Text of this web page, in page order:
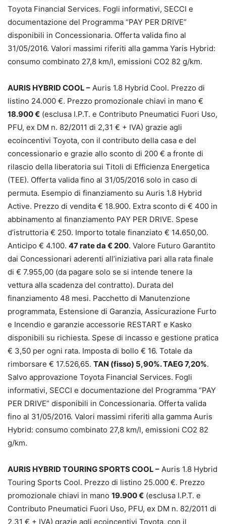
Toyota Financial Services. Fogli informativi, SECCI e
documentazione del Programma “PAY PER DRIVE”
disponibili in Concessionaria. Offerta valida fino al
31/05/2016. Valori massimi riferiti alla gamma Yaris Hybrid:
consumo combinato 27,8 km/l, emissioni CO2 82 g/km.
AURIS HYBRID COOL – Auris 1.8 Hybrid Cool. Prezzo di
listino 24.000 €. Prezzo promozionale chiavi in mano €
18.900 € (esclusa I.P.T. e Contributo Pneumatici Fuori Uso,
PFU, ex DM n. 82/2011 di 2,31 € + IVA) grazie agli
ecoincentivi Toyota, con il contributo della casa e del
concessionario e grazie allo sconto di 200 € a fronte di
rilascio della liberatoria sui Titoli di Efficienza Energetica
(TEE). Offerta valida fino al 31/05/2016 solo in caso di
permuta. Esempio di finanziamento su Auris 1.8 Hybrid
Active. Prezzo di vendita € 18.900. Extra sconto di € 400 in
abbinamento al finanziamento PAY PER DRIVE. Spese
d’istruttoria € 250. Importo totale finanziato € 14.650,00.
Anticipo € 4.100. 47 rate da € 200. Valore Futuro Garantito
dai Concessionari aderenti all’iniziativa pari alla rata finale
di € 7.955,00 (da pagare solo se si intende tenere la
vettura alla scadenza del contratto). Durata del
finanziamento 48 mesi. Pacchetto di Manutenzione
programmata, Estensione di Garanzia, Assicurazione Furto
e Incendio e garanzie accessorie RESTART e Kasko
disponibili su richiesta. Spese di incasso e gestione pratica
€ 3,50 per ogni rata. Imposta di bollo € 16. Totale da
rimborsare € 17.526,65. TAN (fisso) 5,90%. TAEG 7,20%.
Salvo approvazione Toyota Financial Services. Fogli
informativi, SECCI e documentazione del Programma “PAY
PER DRIVE” disponibili in Concessionaria. Offerta valida
fino al 31/05/2016. Valori massimi riferiti alla gamma Auris
Hybrid: consumo combinato 27,8 km/l, emissioni CO2 82
g/km.
AURIS HYBRID TOURING SPORTS COOL – Auris 1.8 Hybrid
Touring Sports Cool. Prezzo di listino 25.000 €. Prezzo
promozionale chiavi in mano 19.900 € (esclusa I.P.T. e
Contributo Pneumatici Fuori Uso, PFU, ex DM n. 82/2011 di
2,31 € + IVA) grazie agli ecoincentivi Toyota, con il